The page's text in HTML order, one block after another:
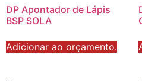
DP Apontador de Lápis
BSP SOLA
Adicionar ao orçamento.